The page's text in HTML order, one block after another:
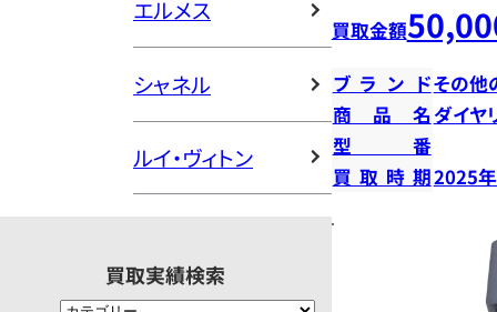
エルメス
シャネル
ルイ・ヴィトン
買取実績検索
買取金額
ブランドその他
商品名ダイヤ
型番
買取時期2025